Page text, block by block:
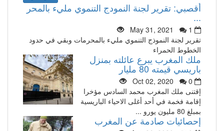
أقصبي: تقرير لجنة النمودج التنموي مليء بالمحر
May 31, 2021
1
تقرير لجنة النموذج التنموي مليء بالمحرمات وبقي في حدود
الخطوط الحمراء
ملك المغرب يبرع عائلته بمنزل
باريسي قيمته 80 مليار
Oct 02, 2020
0
إقتنى ملك المغرب محمد السادس مؤخرا
إقامة فخمة في أحد أغلى الاحياء الباريسية
بمبلغ 80 مليون يورو ...
إحصائيات صادمة عن المغرب